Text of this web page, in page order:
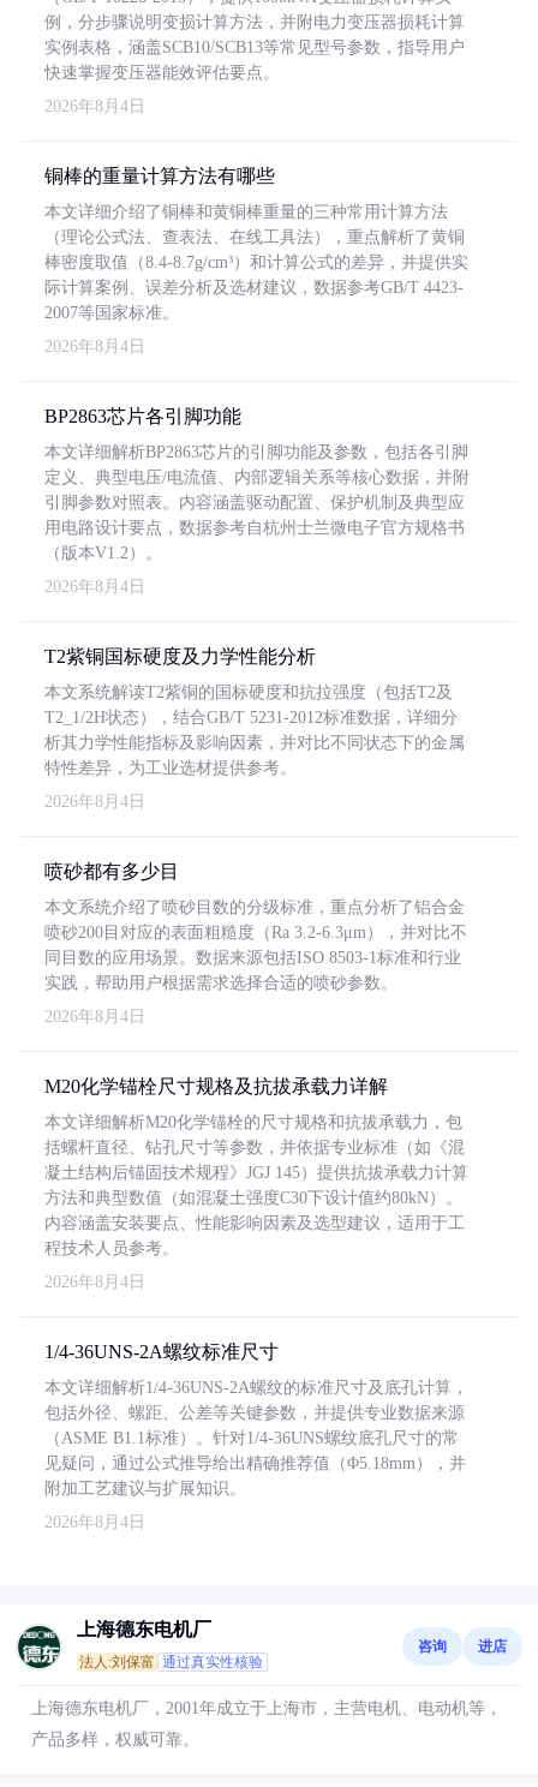
例，分步骤说明变损计算方法，并附电力变压器损耗计算
实例表格，涵盖SCB10/SCB13等常见型号参数，指导用户
快速掌握变压器能效评估要点。
2026年8月4日
铜棒的重量计算方法有哪些
本文详细介绍了铜棒和黄铜棒重量的三种常用计算方法
（理论公式法、查表法、在线工具法），重点解析了黄铜
棒密度取值（8.4-8.7g/cm³）和计算公式的差异，并提供实
际计算案例、误差分析及选材建议，数据参考GB/T 4423-
2007等国家标准。
2026年8月4日
BP2863芯片各引脚功能
本文详细解析BP2863芯片的引脚功能及参数，包括各引脚
定义、典型电压/电流值、内部逻辑关系等核心数据，并附
引脚参数对照表。内容涵盖驱动配置、保护机制及典型应
用电路设计要点，数据参考自杭州士兰微电子官方规格书
（版本V1.2）。
2026年8月4日
T2紫铜国标硬度及力学性能分析
本文系统解读T2紫铜的国标硬度和抗拉强度（包括T2及
T2_1/2H状态），结合GB/T 5231-2012标准数据，详细分
析其力学性能指标及影响因素，并对比不同状态下的金属
特性差异，为工业选材提供参考。
2026年8月4日
喷砂都有多少目
本文系统介绍了喷砂目数的分级标准，重点分析了铝合金
喷砂200目对应的表面粗糙度（Ra 3.2-6.3μm），并对比不
同目数的应用场景。数据来源包括ISO 8503-1标准和行业
实践，帮助用户根据需求选择合适的喷砂参数。
2026年8月4日
M20化学锚栓尺寸规格及抗拔承载力详解
本文详细解析M20化学锚栓的尺寸规格和抗拔承载力，包
括螺杆直径、钻孔尺寸等参数，并依据专业标准（如《混
凝土结构后锚固技术规程》JGJ 145）提供抗拔承载力计算
方法和典型数值（如混凝土强度C30下设计值约80kN）。
内容涵盖安装要点、性能影响因素及选型建议，适用于工
程技术人员参考。
2026年8月4日
1/4-36UNS-2A螺纹标准尺寸
本文详细解析1/4-36UNS-2A螺纹的标准尺寸及底孔计算，
包括外径、螺距、公差等关键参数，并提供专业数据来源
（ASME B1.1标准）。针对1/4-36UNS螺纹底孔尺寸的常
见疑问，通过公式推导给出精确推荐值（Φ5.18mm），并
附加工艺建议与扩展知识。
2026年8月4日
上海德东电机厂
法人:刘保富 通过真实性核验
咨询 进店
上海德东电机厂，2001年成立于上海市，主营电机、电动机等，
产品多样，权威可靠。